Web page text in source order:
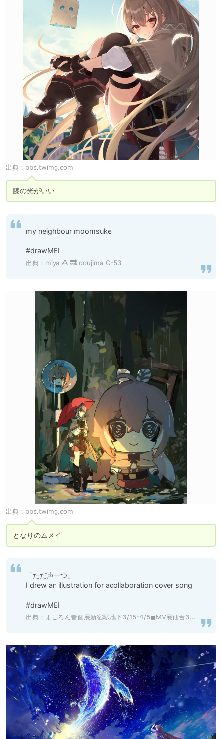
出典： pbs.twimg.com
膝の光がいい
my neighbour moomsuke
#drawMEI
出典： miya 🍮 🔜 doujima G-53
出典： pbs.twimg.com
となりのムメイ
「ただ声一つ」
I drew an illustration for acollaboration cover song
#drawMEI
出典： まころん春個展新宿駅地下3/15-4/5◼︎MV展仙台3/14-4/2